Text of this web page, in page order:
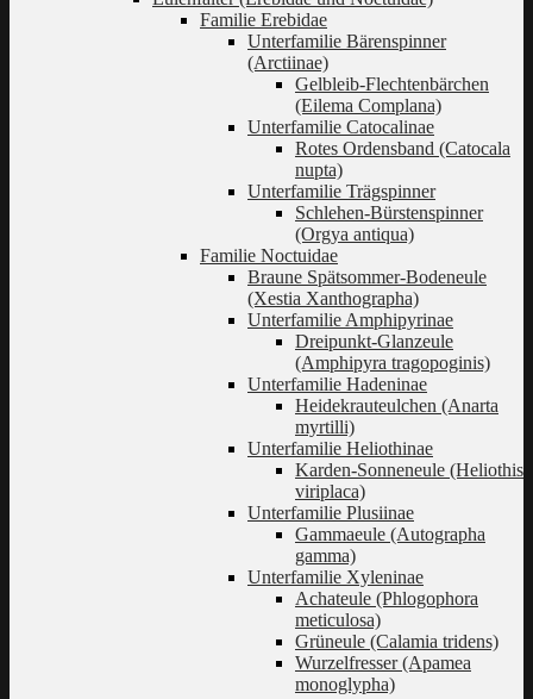
Familie Erebidae
Unterfamilie Bärenspinner
(Arctiinae)
Gelbleib-Flechtenbärchen
(Eilema Complana)
Unterfamilie Catocalinae
Rotes Ordensband (Catocala
nupta)
Unterfamilie Trägspinner
Schlehen-Bürstenspinner
(Orgya antiqua)
Familie Noctuidae
Braune Spätsommer-Bodeneule
(Xestia Xanthographa)
Unterfamilie Amphipyrinae
Dreipunkt-Glanzeule
(Amphipyra tragopoginis)
Unterfamilie Hadeninae
Heidekrauteulchen (Anarta
myrtilli)
Unterfamilie Heliothinae
Karden-Sonneneule (Heliothis
viriplaca)
Unterfamilie Plusiinae
Gammaeule (Autographa
gamma)
Unterfamilie Xyleninae
Achateule (Phlogophora
meticulosa)
Grüneule (Calamia tridens)
Wurzelfresser (Apamea
monoglypha)